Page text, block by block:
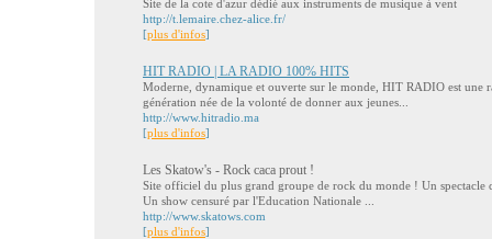
Site de la cote d'azur dédié aux instruments de musique à vent
http://t.lemaire.chez-alice.fr/
[plus d'infos]
HIT RADIO | LA RADIO 100% HITS
Moderne, dynamique et ouverte sur le monde, HIT RADIO est une
génération née de la volonté de donner aux jeunes...
http://www.hitradio.ma
[plus d'infos]
Les Skatow's - Rock caca prout !
Site officiel du plus grand groupe de rock du monde ! Un spectacle
Un show censuré par l'Education Nationale ...
http://www.skatows.com
[plus d'infos]